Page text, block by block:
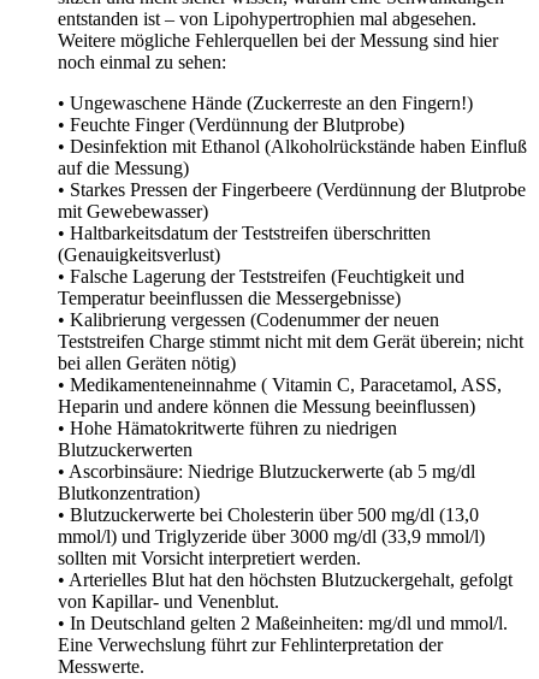
entstanden ist – von Lipohypertrophien mal abgesehen.
Weitere mögliche Fehlerquellen bei der Messung sind hier
noch einmal zu sehen:
• Ungewaschene Hände (Zuckerreste an den Fingern!)
• Feuchte Finger (Verdünnung der Blutprobe)
• Desinfektion mit Ethanol (Alkoholrückstände haben Einfluß
auf die Messung)
• Starkes Pressen der Fingerbeere (Verdünnung der Blutprobe
mit Gewebewasser)
• Haltbarkeitsdatum der Teststreifen überschritten
(Genauigkeitsverlust)
• Falsche Lagerung der Teststreifen (Feuchtigkeit und
Temperatur beeinflussen die Messergebnisse)
• Kalibrierung vergessen (Codenummer der neuen
Teststreifen Charge stimmt nicht mit dem Gerät überein; nicht
bei allen Geräten nötig)
• Medikamenteneinnahme ( Vitamin C, Paracetamol, ASS,
Heparin und andere können die Messung beeinflussen)
• Hohe Hämatokritwerte führen zu niedrigen
Blutzuckerwerten
• Ascorbinsäure: Niedrige Blutzuckerwerte (ab 5 mg/dl
Blutkonzentration)
• Blutzuckerwerte bei Cholesterin über 500 mg/dl (13,0
mmol/l) und Triglyzeride über 3000 mg/dl (33,9 mmol/l)
sollten mit Vorsicht interpretiert werden.
• Arterielles Blut hat den höchsten Blutzuckergehalt, gefolgt
von Kapillar- und Venenblut.
• In Deutschland gelten 2 Maßeinheiten: mg/dl und mmol/l.
Eine Verwechslung führt zur Fehlinterpretation der
Messwerte.